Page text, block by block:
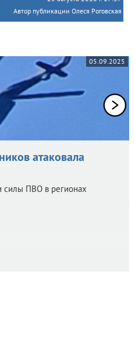
Автор публикации Олеся Роговская
05.09.2025
атаковала
силы ПВО в регионах